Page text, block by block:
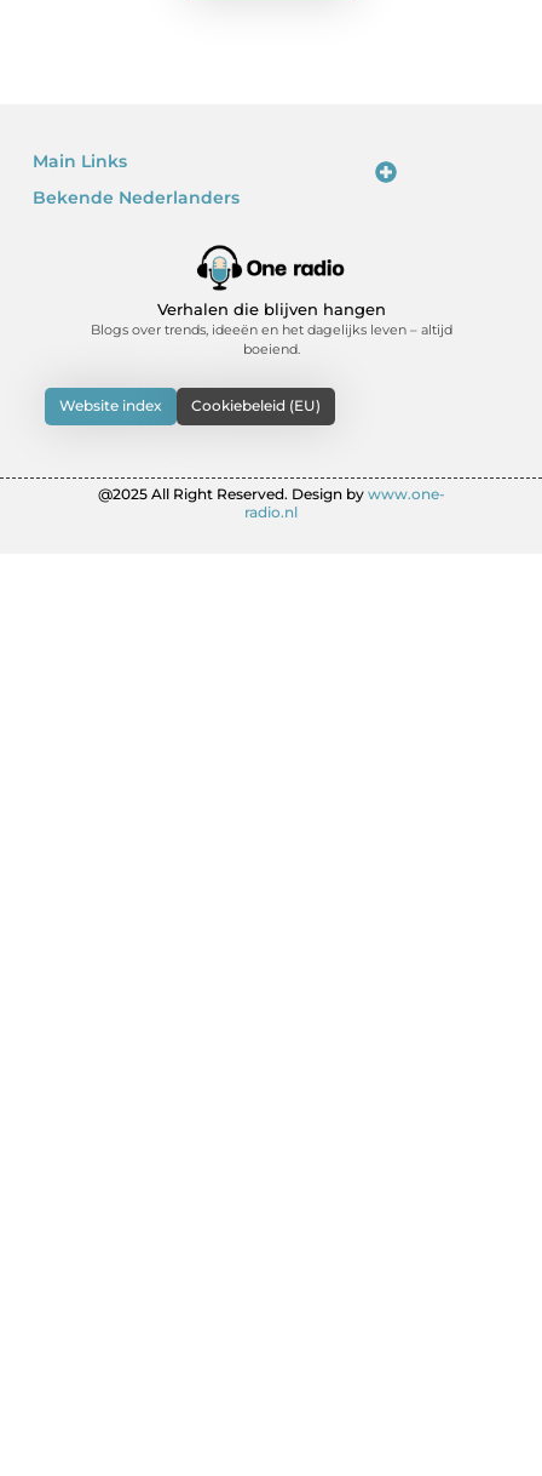
Main Links
Bekende Nederlanders
Verhalen die blijven hangen
Blogs over trends, ideeën en het dagelijks leven – altijd
boeiend.
Website index Cookiebeleid (EU)
@2025 All Right Reserved. Design by www.one-
radio.nl